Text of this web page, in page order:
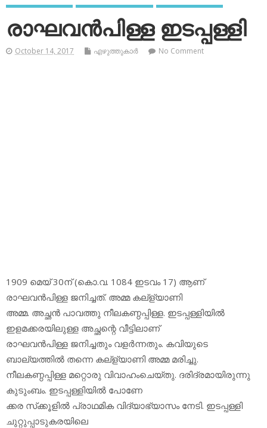
രാഘവന്‍പിള്ള ഇടപ്പള്ളി
October 14, 2017 എഴുത്തുകാര്‍ No Comment
1909 മെയ് 30ന് (കൊ.വ. 1084 ഇടവം 17) ആണ്
രാഘവന്‍പിള്ള ജനിച്ചത്. അമ്മ കല്‌ള്യാണി
അമ്മ. അച്ഛന്‍ പാവത്തു നീലകണ്ഠപ്പിള്ള. ഇടപ്പള്ളിയില്‍
ഇളമക്കരയിലുള്ള അച്ഛന്റെ വീട്ടിലാണ്
രാഘവന്‍പിള്ള ജനിച്ചതും വളര്‍ന്നതും. കവിയുടെ
ബാല്യത്തില്‍ തന്നെ കല്‌ള്യാണി അമ്മ മരിച്ചു.
നീലകണ്ഠപ്പിള്ള മറ്റൊരു വിവാഹംചെയ്തു. ദരിദ്രമായിരുന്നു
കുടുംബം. ഇടപ്പള്ളിയില്‍ പോണേ
ക്കര സ്‌ക്കൂളില്‍ പ്രാഥമിക വിദ്യാഭ്യാസം നേടി. ഇടപ്പള്ളി
ചുറ്റുപ്പാടുകരയിലെ